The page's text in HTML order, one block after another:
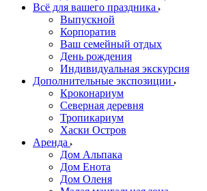
Всё для вашего праздника
Выпускной
Корпоратив
Ваш семейный отдых
День рождения
Индивидуальная экскурсия
Дополнительные экспозиции
Кроконариум
Северная деревня
Тропикариум
Хаски Остров
Аренда
Дом Альпака
Дом Енота
Дом Оленя